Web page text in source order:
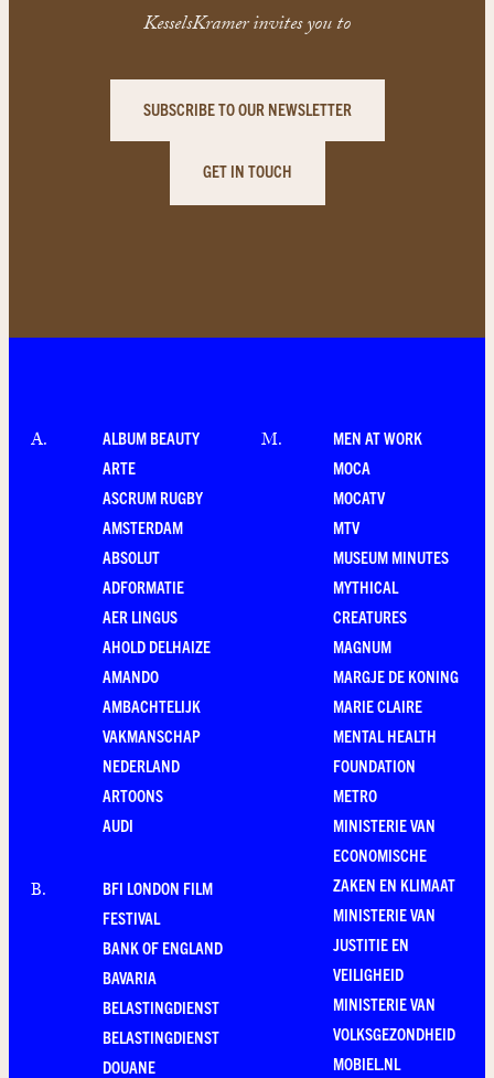
KesselsKramer invites you to
SUBSCRIBE TO OUR NEWSLETTER
GET IN TOUCH
A.
ALBUM BEAUTY
ARTE
ASCRUM RUGBY
AMSTERDAM
ABSOLUT
ADFORMATIE
AER LINGUS
AHOLD DELHAIZE
AMANDO
AMBACHTELIJK
VAKMANSCHAP
NEDERLAND
ARTOONS
AUDI
B.
BFI LONDON FILM
FESTIVAL
BANK OF ENGLAND
BAVARIA
BELASTINGDIENST
BELASTINGDIENST
DOUANE
M.
MEN AT WORK
MOCA
MOCATV
MTV
MUSEUM MINUTES
MYTHICAL
CREATURES
MAGNUM
MARGJE DE KONING
MARIE CLAIRE
MENTAL HEALTH
FOUNDATION
METRO
MINISTERIE VAN
ECONOMISCHE
ZAKEN EN KLIMAAT
MINISTERIE VAN
JUSTITIE EN
VEILIGHEID
MINISTERIE VAN
VOLKSGEZONDHEID
MOBIEL.NL